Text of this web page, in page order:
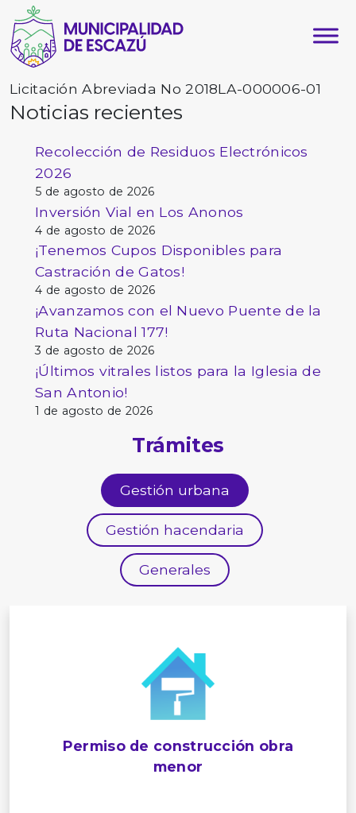
Licitación Abreviada No 2018LA-000006-01
Noticias recientes
Recolección de Residuos Electrónicos
2026
5 de agosto de 2026
Inversión Vial en Los Anonos
4 de agosto de 2026
¡Tenemos Cupos Disponibles para
Castración de Gatos!
4 de agosto de 2026
¡Avanzamos con el Nuevo Puente de la
Ruta Nacional 177!
3 de agosto de 2026
¡Últimos vitrales listos para la Iglesia de
San Antonio!
1 de agosto de 2026
Trámites
Gestión urbana
Gestión hacendaria
Generales
Permiso de construcción obra
menor